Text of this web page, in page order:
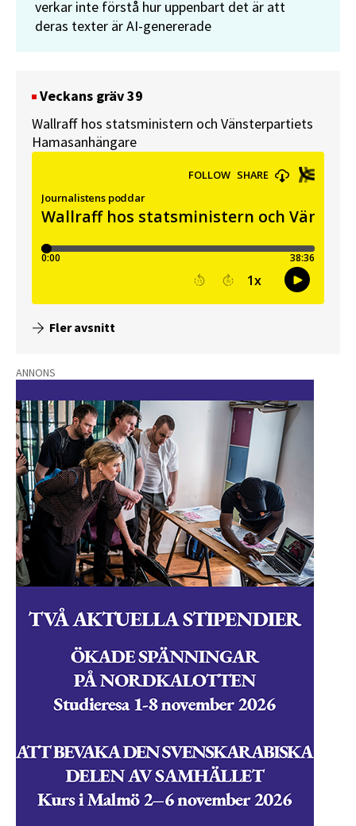
verkar inte förstå hur uppenbart det är att
deras texter är AI-genererade
Veckans gräv 39
Wallraff hos statsministern och Vänsterpartiets
Hamasanhängare
Fler avsnitt
ANNONS